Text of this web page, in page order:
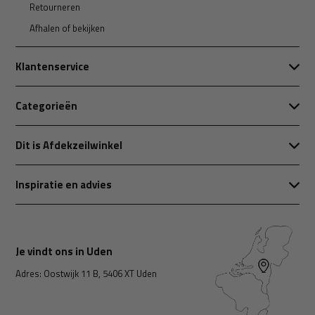
Retourneren
Afhalen of bekijken
Klantenservice
Categorieën
Dit is Afdekzeilwinkel
Inspiratie en advies
Je vindt ons in Uden
Adres: Oostwijk 11 B, 5406 XT Uden